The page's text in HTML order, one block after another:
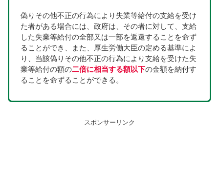
偽りその他不正の行為により失業等給付の支給を受け
た者がある場合には、政府は、その者に対して、支給
した失業等給付の全部又は一部を返還することを命ず
ることができ、また、厚生労働大臣の定める基準によ
り、当該偽りその他不正の行為により支給を受けた失
業等給付の額の二倍に相当する額以下の金額を納付す
ることを命ずることができる。
スポンサーリンク